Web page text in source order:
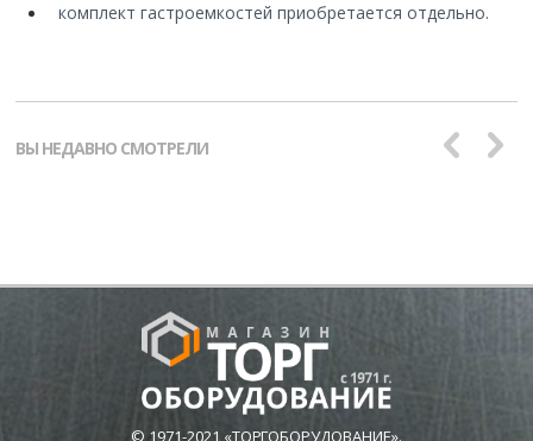
комплект гастроемкостей приобретается отдельно.
ВЫ НЕДАВНО СМОТРЕЛИ
© 1971-2021 «ТОРГОБОРУДОВАНИЕ».